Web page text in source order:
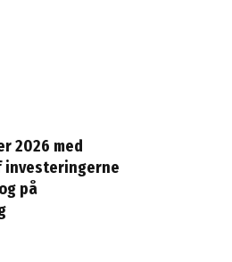
2026 med
investeringerne
på